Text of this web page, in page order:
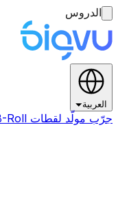
الدروس
العربية
جرّب مولّد لقطات B-Roll